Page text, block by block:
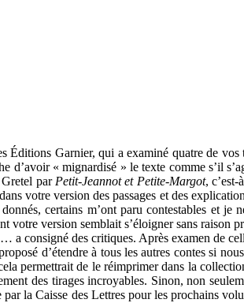
Garnier, qui a examiné quatre de
« mignardisé » le texte comme s’il
Gretel par Petit-Jeannot et Petite-Margot,
votre version des passages et des
certains m’ont paru contestables et je
version semblait s’éloigner sans raison
consigné des critiques. Après examen de
d’étendre à tous les autres contes si
permettrait de le réimprimer dans la
des tirages incroyables. Sinon, non
la Caisse des Lettres pour les prochains